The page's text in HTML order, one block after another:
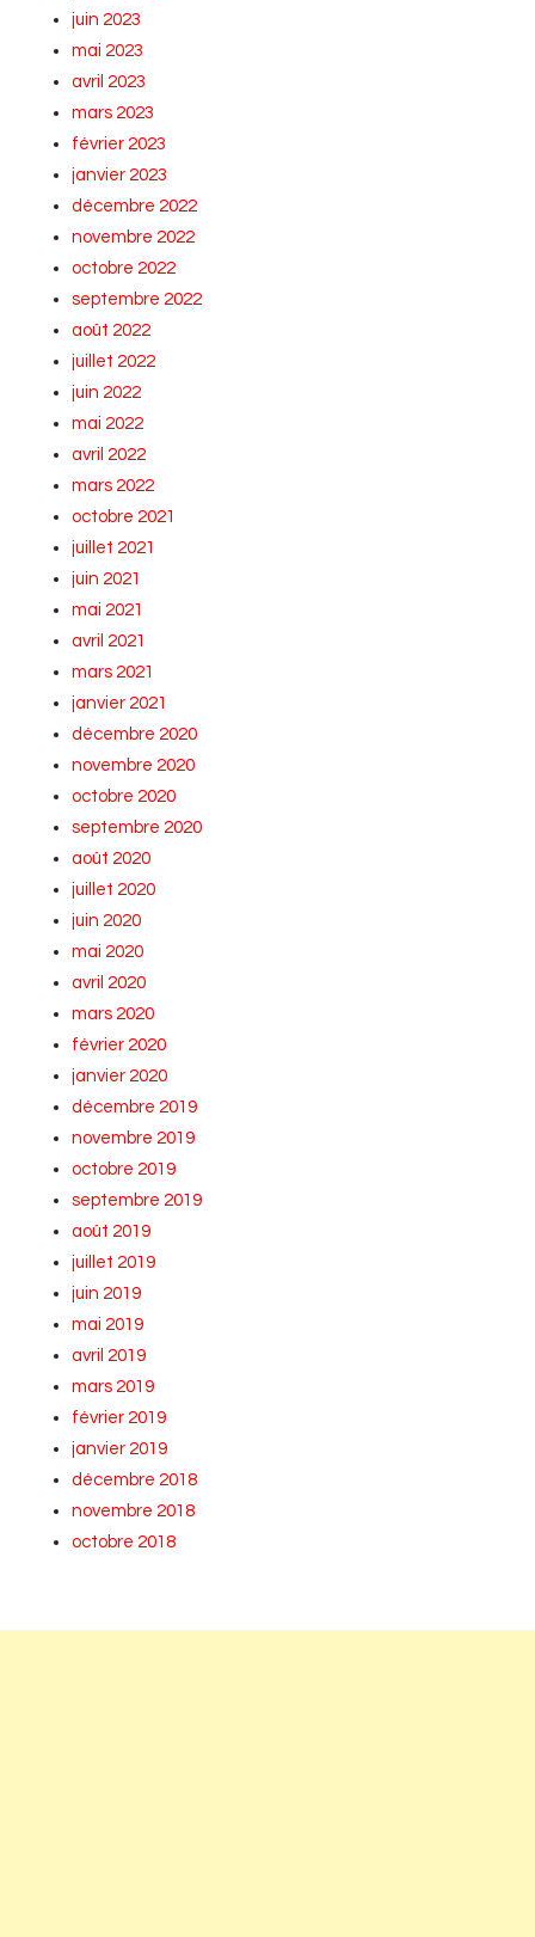
juin 2023
mai 2023
avril 2023
mars 2023
février 2023
janvier 2023
décembre 2022
novembre 2022
octobre 2022
septembre 2022
août 2022
juillet 2022
juin 2022
mai 2022
avril 2022
mars 2022
octobre 2021
juillet 2021
juin 2021
mai 2021
avril 2021
mars 2021
janvier 2021
décembre 2020
novembre 2020
octobre 2020
septembre 2020
août 2020
juillet 2020
juin 2020
mai 2020
avril 2020
mars 2020
février 2020
janvier 2020
décembre 2019
novembre 2019
octobre 2019
septembre 2019
août 2019
juillet 2019
juin 2019
mai 2019
avril 2019
mars 2019
février 2019
janvier 2019
décembre 2018
novembre 2018
octobre 2018